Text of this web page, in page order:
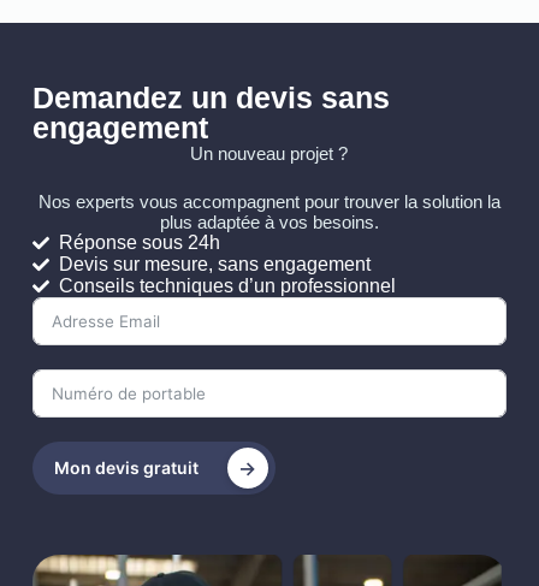
Demandez un devis sans
engagement
Un nouveau projet ?
Nos experts vous accompagnent pour trouver la solution la
plus adaptée à vos besoins.
Réponse sous 24h
Devis sur mesure, sans engagement
Conseils techniques d’un professionnel
Mon devis gratuit